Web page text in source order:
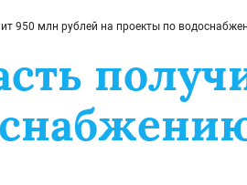
950 млн рублей на проекты по